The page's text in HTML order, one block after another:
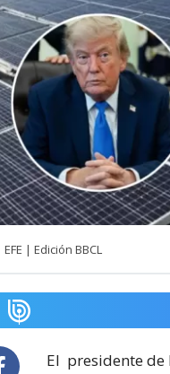
EFE | Edición BBCL
El presidente de